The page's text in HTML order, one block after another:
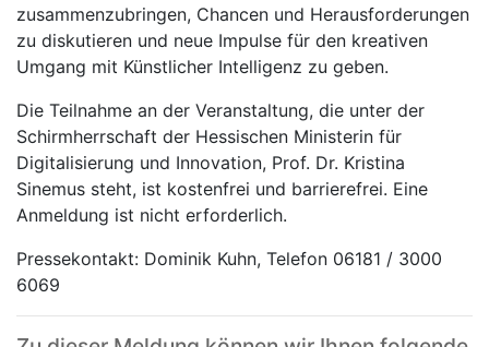
zusammenzubringen, Chancen und Herausforderungen
zu diskutieren und neue Impulse für den kreativen
Umgang mit Künstlicher Intelligenz zu geben.
Die Teilnahme an der Veranstaltung, die unter der
Schirmherrschaft der Hessischen Ministerin für
Digitalisierung und Innovation, Prof. Dr. Kristina
Sinemus steht, ist kostenfrei und barrierefrei. Eine
Anmeldung ist nicht erforderlich.
Pressekontakt: Dominik Kuhn, Telefon 06181 / 3000
6069